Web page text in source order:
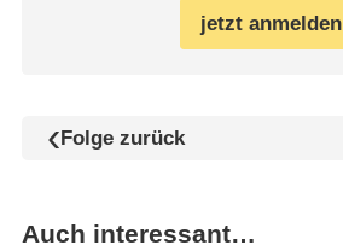
jetzt anmelden
Folge zurück
Auch interessant…